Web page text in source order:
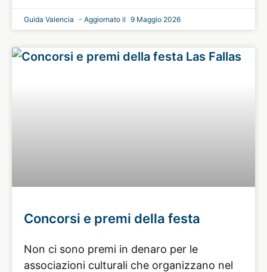
Guida Valencia 9 Maggio 2026
Concorsi e premi della festa
Non ci sono premi in denaro per le
associazioni culturali che organizzano nel